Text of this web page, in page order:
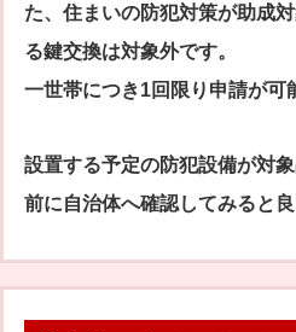
た、住まいの防犯対策が助成
る鍵交換は対象外です。
一世帯につき1回限り申請が可
設置する予定の防犯設備が対
前に自治体へ確認してみると良